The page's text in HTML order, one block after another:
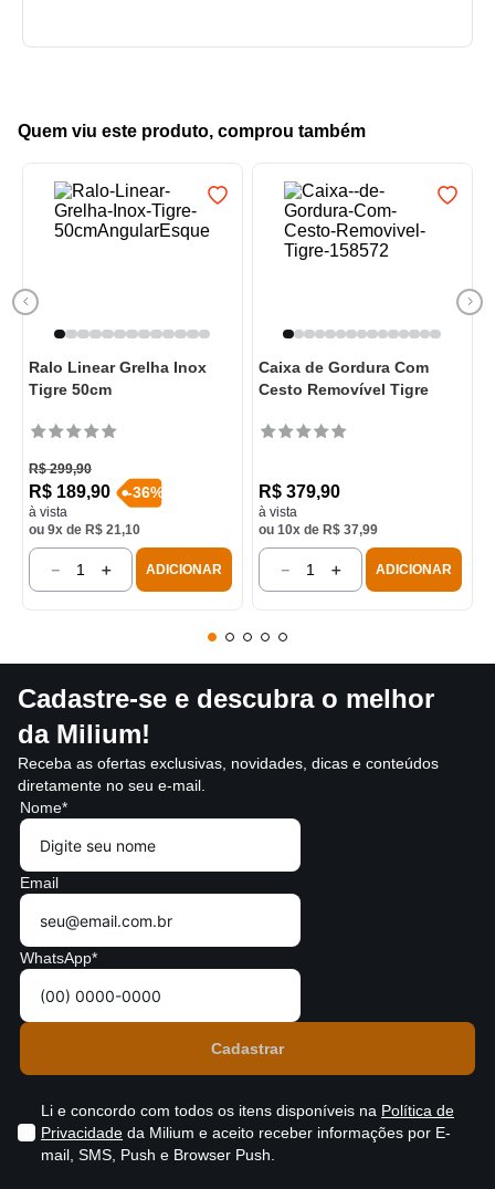
Quem viu este produto, comprou também
Ralo Linear Grelha Inox
Tigre 50cm
R$ 299,90
R$ 189,90
à vista
-36%
ou 9x de R$ 21,10
＋
－ ADICIONAR
Caixa de Gordura Com
Cesto Removível Tigre
R$ 379,90
à vista
ou 10x de R$ 37,99
＋
－ ADICIONAR
Cadastre-se e descubra o melhor
da Milium!
Receba as ofertas exclusivas, novidades, dicas e conteúdos
diretamente no seu e-mail.
Nome*
Email
WhatsApp*
Li e concordo com todos os itens disponíveis na Política de
Privacidade da Milium e aceito receber informações por E-
mail, SMS, Push e Browser Push.